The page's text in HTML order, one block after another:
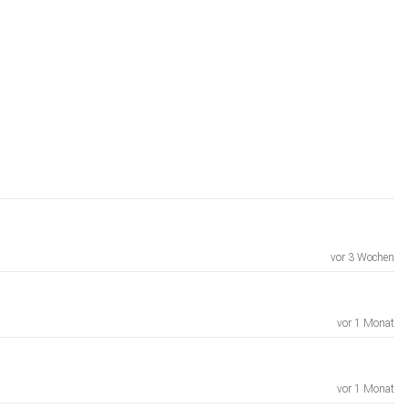
vor 3 Wochen
vor 1 Monat
vor 1 Monat